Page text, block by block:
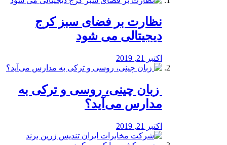
نظارت بر فضای سبز کرج
دیجیتالی می شود
اکتبر 21, 2019
️ زبان چینی، روسی و ترکی به
مدارس می‌آید؟
اکتبر 21, 2019